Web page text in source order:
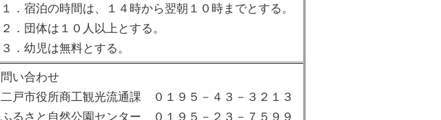
１．宿泊の時間は、１４時から翌朝１０時までとする。
２．団体は１０人以上とする。
３．幼児は無料とする。
問い合わせ
二戸市役所商工観光流通課 ０１９５－４３－３２１３
ふるさと自然公園センター ０１９５－２３－７５９９